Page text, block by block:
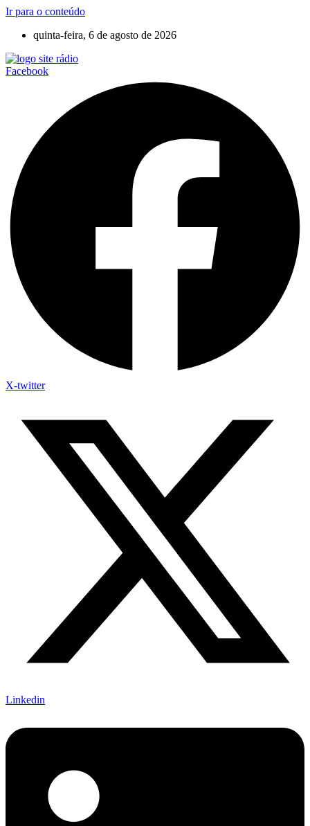
Ir para o conteúdo
quinta-feira, 6 de agosto de 2026
Facebook
X-twitter
Linkedin